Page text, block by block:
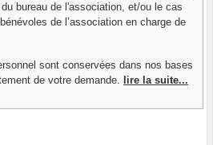
bureau de l'association, et/ou le cas
de l’association en charge de
sont conservées dans nos bases
de votre demande.
lire la suite...